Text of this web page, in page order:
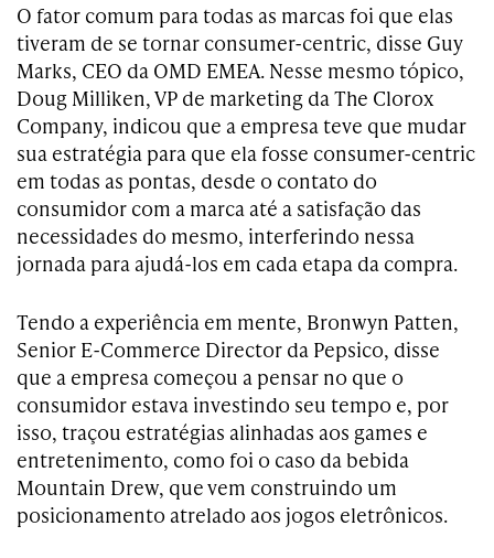
O fator comum para todas as marcas foi que elas
tiveram de se tornar consumer-centric, disse Guy
Marks, CEO da OMD EMEA. Nesse mesmo tópico,
Doug Milliken, VP de marketing da The Clorox
Company, indicou que a empresa teve que mudar
sua estratégia para que ela fosse consumer-centric
em todas as pontas, desde o contato do
consumidor com a marca até a satisfação das
necessidades do mesmo, interferindo nessa
jornada para ajudá-los em cada etapa da compra.
Tendo a experiência em mente, Bronwyn Patten,
Senior E-Commerce Director da Pepsico, disse
que a empresa começou a pensar no que o
consumidor estava investindo seu tempo e, por
isso, traçou estratégias alinhadas aos games e
entretenimento, como foi o caso da bebida
Mountain Drew, que vem construindo um
posicionamento atrelado aos jogos eletrônicos.